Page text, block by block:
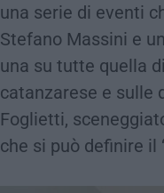
una serie di eventi
Stefano Massini e
una su tutte quella
catanzarese e sulle
Foglietti,
che si può definire il